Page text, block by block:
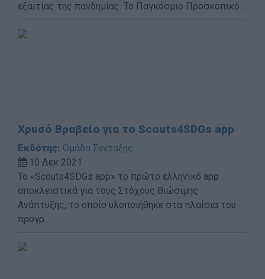
εξαιτίας της πανδημίας. Το Παγκόσμιο Προσκοπικό ...
Χρυσό Βραβείο για το Scouts4SDGs app
Εκδότης: Ομάδα Σύνταξης
10 Δεκ 2021
Το «Scouts4SDGs app» το πρώτο ελληνικό app
αποκλειστικά για τους Στόχους Βιώσιμης
Ανάπτυξης, το οποίο υλοποιήθηκε στα πλαίσια του
προγρ...